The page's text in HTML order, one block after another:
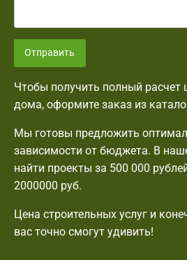
Отправить
Чтобы получить полный расчет
дома, оформите заказ из
Мы готовы предложить
зависимости от бюджета. В
найти проекты за 500 000
2000000 руб.
Цена строительных услуг и
вас точно смогут удивить!